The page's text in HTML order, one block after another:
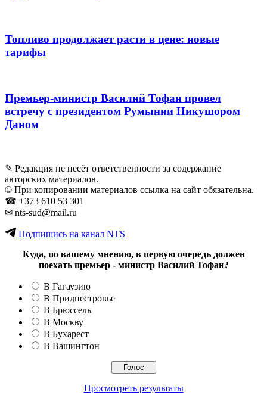
Топливо продолжает расти в цене: новые
тарифы
Премьер-министр Василий Тофан провел
встречу с президентом Румынии Никушором
Даном
✎ Редакция не несёт ответственности за содержание
авторских материалов.
© При копировании материалов ссылка на сайт обязательна.
☎︎ +373 610 53 301
✉ nts-sud@mail.ru
Подпишись на канал NTS
Куда, по вашему мнению, в первую очередь должен
поехать премьер - министр Василий Тофан?
В Гагаузию
В Приднестровье
В Брюссель
В Москву
В Бухарест
В Вашингтон
Просмотреть результаты